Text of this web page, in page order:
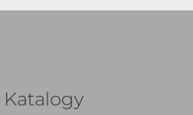
Katalogy